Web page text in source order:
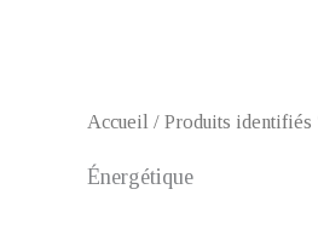
Accueil / Produits identifiés
Énergétique